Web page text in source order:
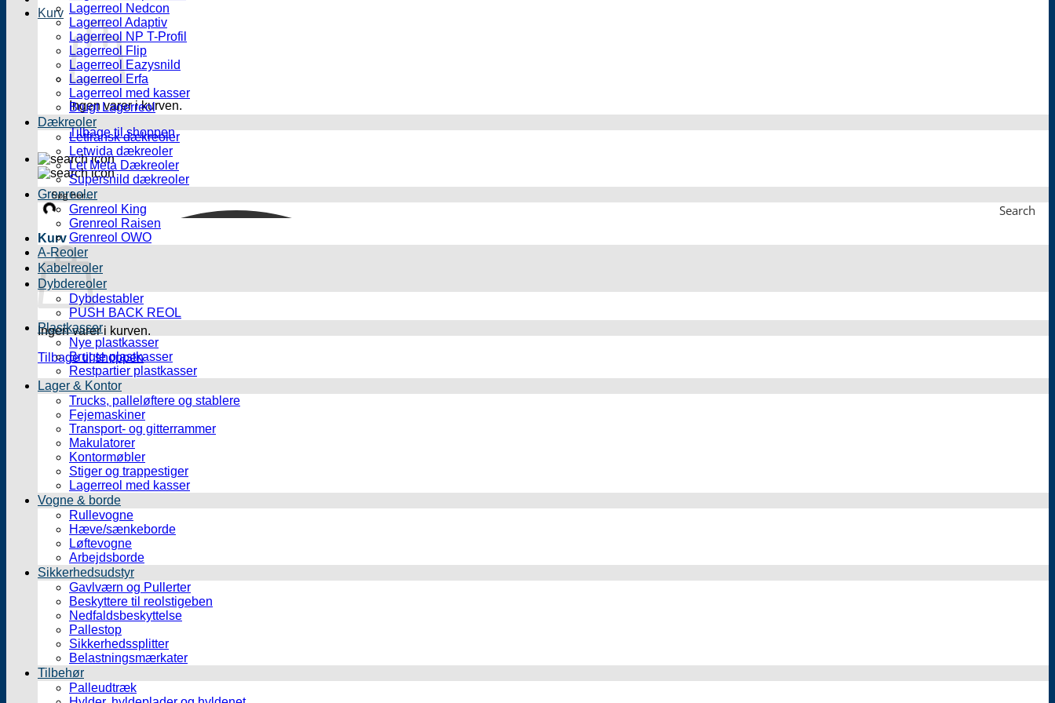
Kurv
Ingen varer i kurven.
Tilbage til shoppen
Search
Kurv
Ingen varer i kurven.
Tilbage til shoppen
Lagerreol Nedcon
Lagerreol Adaptiv
Lagerreol NP T-Profil
Lagerreol Flip
Lagerreol Eazysnild
Lagerreol Erfa
Lagerreol med kasser
Brugt Lagerreol
Dækreoler
Letfransk dækreoler
Letwida dækreoler
Let Meta Dækreoler
Supersnild dækreoler
Grenreoler
Grenreol King
Grenreol Raisen
Grenreol OWO
A-Reoler
Kabelreoler
Dybdereoler
Dybdestabler
PUSH BACK REOL
Plastkasser
Nye plastkasser
Brugte plastkasser
Restpartier plastkasser
Lager & Kontor
Trucks, palleløftere og stablere
Fejemaskiner
Transport- og gitterrammer
Makulatorer
Kontormøbler
Stiger og trappestiger
Lagerreol med kasser
Vogne & borde
Rullevogne
Hæve/sænkeborde
Løftevogne
Arbejdsborde
Sikkerhedsudstyr
Gavlværn og Pullerter
Beskyttere til reolstigeben
Nedfaldsbeskyttelse
Pallestop
Sikkerhedssplitter
Belastningsmærkater
Tilbehør
Palleudtræk